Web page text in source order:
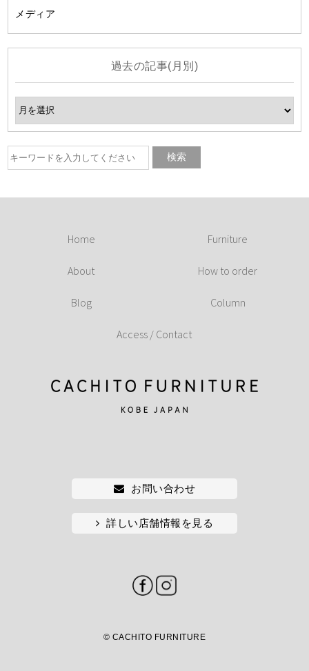
メディア
過去の記事(月別)
Home Furniture
About How to order
Blog Column
Access / Contact
お問い合わせ
詳しい店舗情報を見る
© CACHITO FURNITURE